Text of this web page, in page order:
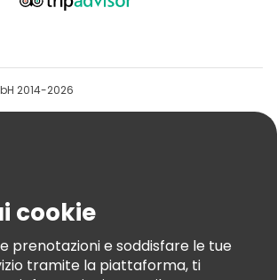
Cookie
2014-2026
cookie
prenotazioni e soddisfare le tue
tramite la piattaforma, ti